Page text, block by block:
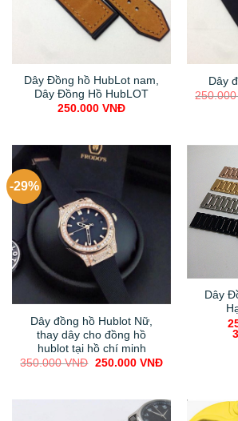
Dây Đồng hồ HubLot nam,
Dây Đồng Hồ HubLOT
250.000 VNĐ
Dây
-29%
Dây đồng hồ Hublot Nữ,
thay dây cho đồng hồ
hublot tại hồ chí minh
350.000VNĐ Original
250.000 VNĐCurrent
Dây